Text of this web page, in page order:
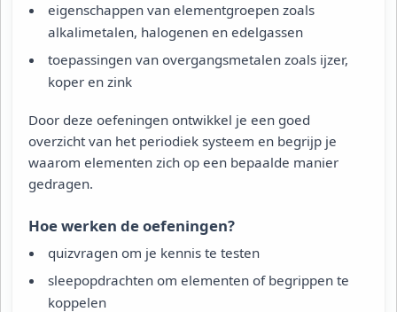
eigenschappen van elementgroepen zoals
alkalimetalen, halogenen en edelgassen
toepassingen van overgangsmetalen zoals ijzer,
koper en zink
Door deze oefeningen ontwikkel je een goed
overzicht van het periodiek systeem en begrijp je
waarom elementen zich op een bepaalde manier
gedragen.
Hoe werken de oefeningen?
quizvragen om je kennis te testen
sleepopdrachten om elementen of begrippen te
koppelen